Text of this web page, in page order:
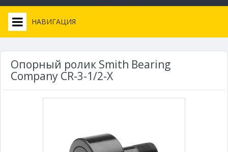
НАВИГАЦИЯ
Опорный ролик Smith Bearing
Company CR-3-1/2-X